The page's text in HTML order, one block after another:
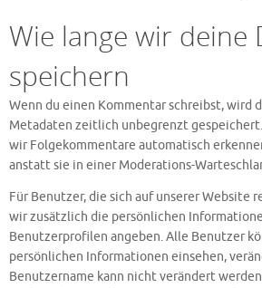
Wie lange wir deine
speichern
Wenn du einen Kommentar schreibst, wird
Metadaten zeitlich unbegrenzt
wir Folgekommentare automatisch
anstatt sie in einer Moderations-
Für Benutzer, die sich auf unserer Website
wir zusätzlich die persönlichen
Benutzerprofilen angeben. Alle Benutzer
persönlichen Informationen einsehen,
Benutzername kann nicht verändert